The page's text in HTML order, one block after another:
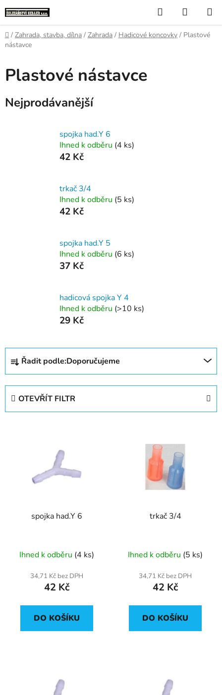
na
obsah
Hledat
KOŠÍK
Domů
/ Zahrada, stavba, dílna / Zahrada / Hadicové koncovky / Plastové
nástavce
Plastové nástavce
Nejprodávanější
spojka had.Y 6
Ihned k odběru (4 ks)
42 Kč
trkač 3/4
Ihned k odběru (5 ks)
42 Kč
spojka had.Y 5
Ihned k odběru (6 ks)
37 Kč
hadicová spojka Y 4
Ihned k odběru (>10 ks)
29 Kč
Ř
z
Řadit podle:Doporučujeme
OTEVŘÍT FILTR
spojka had.Y 6
Ihned k odběru (4 ks)
34,71 Kč bez DPH
42 Kč
DO KOŠÍKU
trkač 3/4
Ihned k odběru (5 ks)
34,71 Kč bez DPH
42 Kč
DO KOŠÍKU